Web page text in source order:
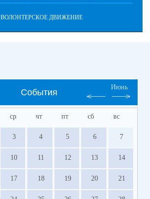
ВОЛОНТЕРСКОЕ ДВИЖЕНИЕ
События
Июнь
ср чт пт сб вс
3 4 5 6 7
10 11 12 13 14
17 18 19 20 21